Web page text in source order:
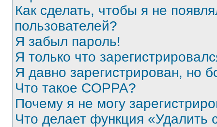
Как сделать, чтобы я не
пользователей?
Я забыл пароль!
Я только что
Я давно зарегистрирован, но
Что такое COPPA?
Почему я не могу
Что делает функция «Удалить